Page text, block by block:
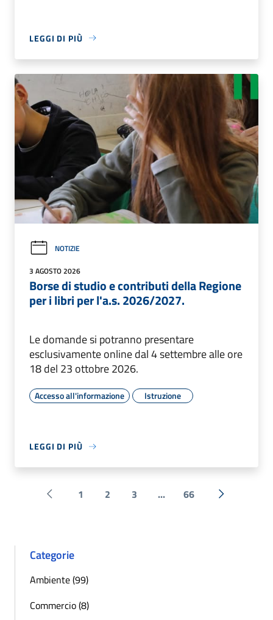
LEGGI DI PIÙ
NOTIZIE
3 AGOSTO 2026
Borse di studio e contributi della Regione
per i libri per l'a.s. 2026/2027.
Le domande si potranno presentare
esclusivamente online dal 4 settembre alle ore
18 del 23 ottobre 2026.
Accesso all'informazione Istruzione
LEGGI DI PIÙ
Pagina precedente
1 2 3 ... 66 Successiva
Categorie
Ambiente (99)
Commercio (8)